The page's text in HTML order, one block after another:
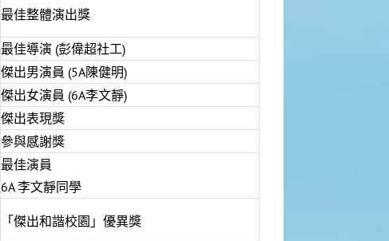
最佳整體演出獎
最佳導演 (彭偉超社工)
傑出男演員 (5A陳健明)
傑出女演員 (6A李文靜)
傑出表現獎
參與感謝獎
最佳演員
6A 李文靜同學
「傑出和諧校園」優異獎